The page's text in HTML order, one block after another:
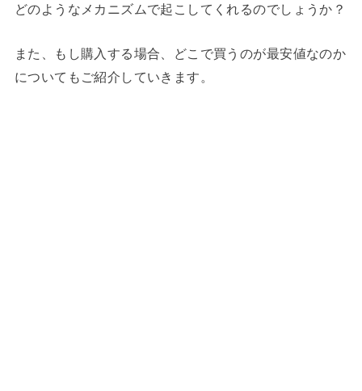
どのようなメカニズムで起こしてくれるのでしょうか？
また、もし購入する場合、どこで買うのが最安値なのか
についてもご紹介していきます。